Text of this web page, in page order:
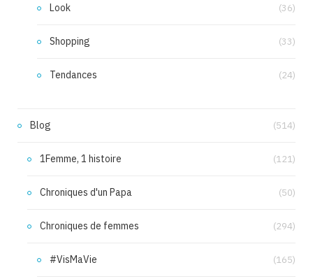
Look (36)
Shopping (33)
Tendances (24)
Blog (514)
1Femme, 1 histoire (121)
Chroniques d'un Papa (50)
Chroniques de femmes (294)
#VisMaVie (165)